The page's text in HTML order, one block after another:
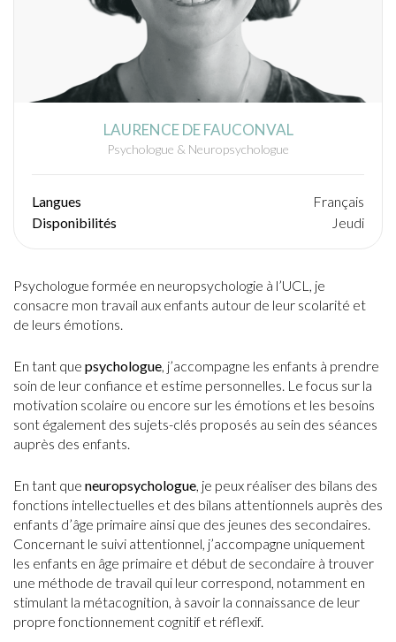
LAURENCE DE FAUCONVAL
Psychologue & Neuropsychologue
Langues
Français
Disponibilités
Jeudi
Psychologue formée en neuropsychologie à l’UCL, je
consacre mon travail aux enfants autour de leur scolarité et
de leurs émotions.
En tant que psychologue, j’accompagne les enfants à prendre
soin de leur confiance et estime personnelles. Le focus sur la
motivation scolaire ou encore sur les émotions et les besoins
sont également des sujets-clés proposés au sein des séances
auprès des enfants.
En tant que neuropsychologue, je peux réaliser des bilans des
fonctions intellectuelles et des bilans attentionnels auprès des
enfants d’âge primaire ainsi que des jeunes des secondaires.
Concernant le suivi attentionnel, j’accompagne uniquement
les enfants en âge primaire et début de secondaire à trouver
une méthode de travail qui leur correspond, notamment en
stimulant la métacognition, à savoir la connaissance de leur
propre fonctionnement cognitif et réflexif.